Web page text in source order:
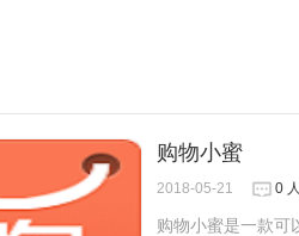
前只适用于淘宝或天猫的购物，
利用商品图片的搜索技术来实现
购物小蜜
2018-05-21 0
购物小蜜是一款可